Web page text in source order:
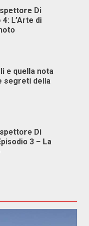
Di
L’Arte di
e quella nota
segreti della
Di
3 – La